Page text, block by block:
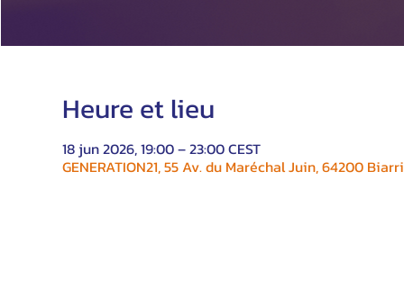
Heure et lieu
18 jun 2026, 19:00 – 23:00 CEST
GENERATION21, 55 Av. du Maréchal Juin, 64200